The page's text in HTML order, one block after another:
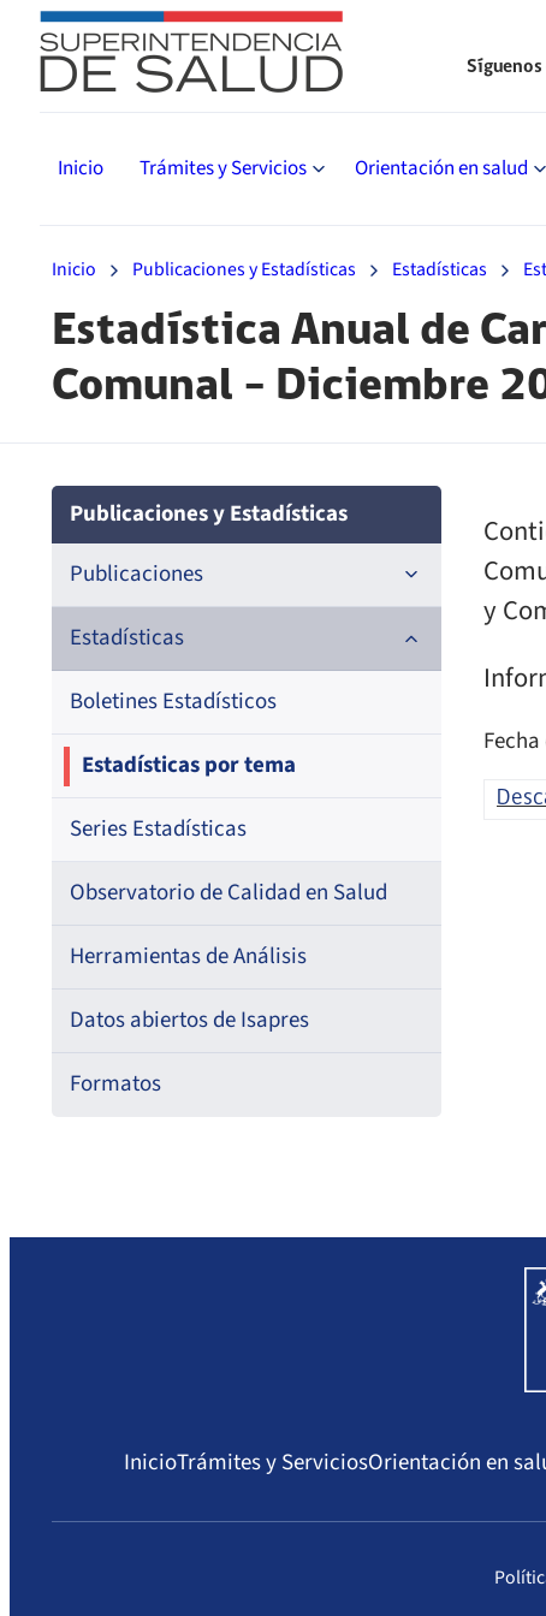
Inicio Trámites y Servicios Orientación en salud
Síguenos
Inicio Publicaciones y Estadísticas Estadísticas
Estadística Anual de
Comunal – Diciembre
Publicaciones y Estadísticas
Publicaciones
Documentos de trabajo
Documentos metodológicos
Estadísticas
Boletines Estadísticos
Estadísticas por tema
Series Estadísticas
Observatorio de Calidad en Salud
Herramientas de Análisis
Datos abiertos de Isapres
Formatos
y
InicioTrámites y ServiciosOrientación en